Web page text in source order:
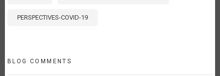
PERSPECTIVES-COVID-19
BLOG COMMENTS